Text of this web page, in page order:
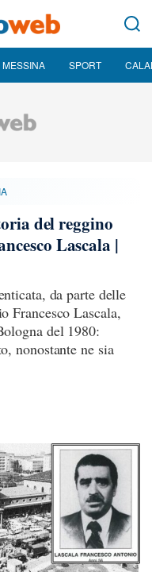
MESSINA SPORT
del reggino
Lascala |
da parte delle
Francesco Lascala,
del 1980:
nonostante ne sia